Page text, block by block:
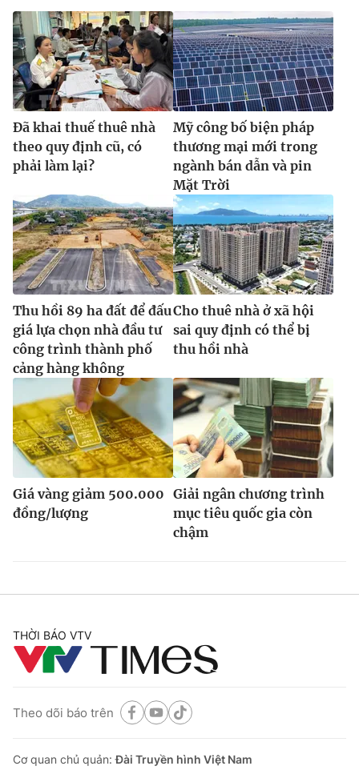
Đã khai thuế thuê nhà
theo quy định cũ, có
phải làm lại?
Mỹ công bố biện pháp
thương mại mới trong
ngành bán dẫn và pin
Mặt Trời
Thu hồi 89 ha đất để đấu
giá lựa chọn nhà đầu tư
công trình thành phố
cảng hàng không
Cho thuê nhà ở xã hội
sai quy định có thể bị
thu hồi nhà
Giá vàng giảm 500.000
đồng/lượng
Giải ngân chương trình
mục tiêu quốc gia còn
chậm
THỜI BÁO VTV
Theo dõi báo trên
Cơ quan chủ quản:Đài Truyền hình Việt Nam